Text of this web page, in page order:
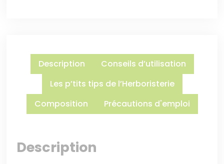
Description
Conseils d’utilisation
Les p’tits tips de l’Herboristerie
Composition
Précautions d'emploi
Description